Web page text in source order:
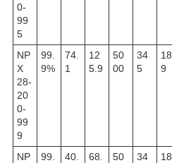
0-
99
5
NP
X
28-
20
0-
99
9
99.
9%
74.
1
12
5.9
50
00
34
5
18
9
NP
99.
40.
68.
50
34
18